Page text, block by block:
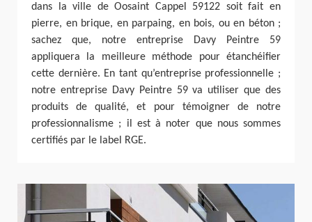
dans la ville de Oosaint Cappel 59122 soit fait en
pierre, en brique, en parpaing, en bois, ou en béton ;
sachez que, notre entreprise Davy Peintre 59
appliquera la meilleure méthode pour étanchéifier
cette dernière. En tant qu’entreprise professionnelle ;
notre entreprise Davy Peintre 59 va utiliser que des
produits de qualité, et pour témoigner de notre
professionnalisme ; il est à noter que nous sommes
certifiés par le label RGE.